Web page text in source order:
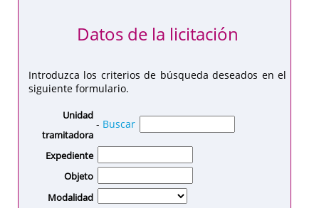
Introduzca los criterios de búsqueda deseados en el
siguiente formulario.
Datos de la licitación
Unidad
tramitadora
- Buscar
Expediente
Objeto
Modalidad